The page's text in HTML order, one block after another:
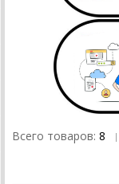
Всего товаров: 8 |